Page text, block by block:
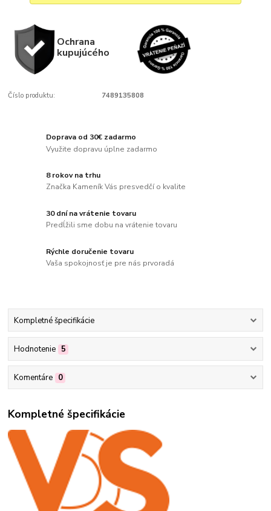
Ochrana
kupujúcého
Číslo produktu: 7489135808
Doprava od 30€ zadarmo
Využite dopravu úplne zadarmo
8 rokov na trhu
Značka Kameník Vás presvedčí o kvalite
30 dní na vrátenie tovaru
Predĺžili sme dobu na vrátenie tovaru
Rýchle doručenie tovaru
Vaša spokojnosť je pre nás prvoradá
Kompletné špecifikácie
Hodnotenie 5
Komentáre 0
Kompletné špecifikácie